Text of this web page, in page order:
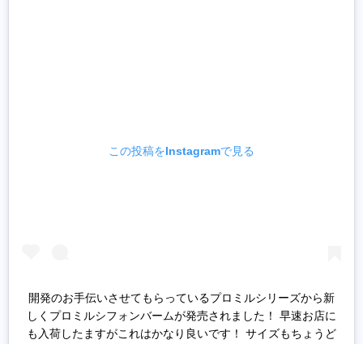
この投稿をInstagramで見る
開発のお手伝いさせてもらっているプロミルシリーズから新
しくプロミルシフォンバームが発売されました！ 早速お店に
も入荷したますがこれはかなり良いです！ サイズもちょうど